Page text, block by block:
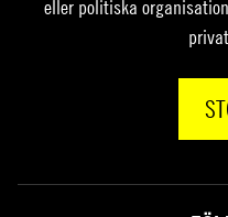
eller politiska